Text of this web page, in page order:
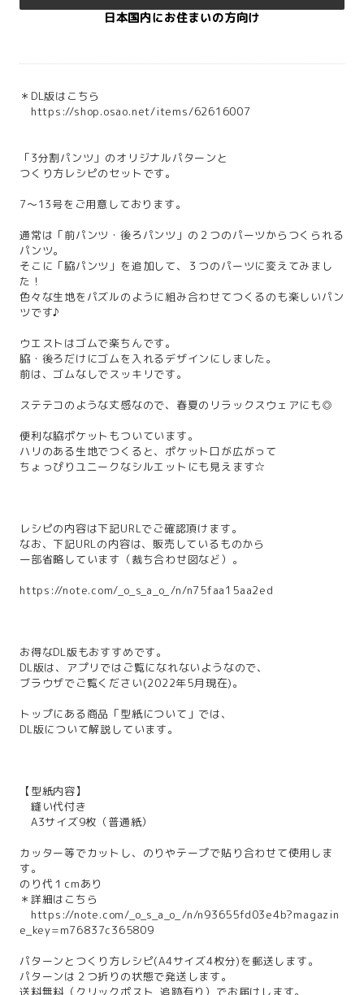
日本国内にお住まいの方向け
＊DL版はこちら
https://shop.osao.net/items/62616007
「3分割パンツ」のオリジナルパターンと
つくり方レシピのセットです。
7〜13号をご用意しております。
通常は「前パンツ・後ろパンツ」の２つのパーツからつくられる
パンツ。
そこに「脇パンツ」を追加して、３つのパーツに変えてみまし
た！
色々な生地をパズルのように組み合わせてつくるのも楽しいパン
ツです♪
ウエストはゴムで楽ちんです。
脇・後ろだけにゴムを入れるデザインにしました。
前は、ゴムなしでスッキリです。
ステテコのような丈感なので、春夏のリラックスウェアにも◎
便利な脇ポケットもついています。
ハリのある生地でつくると、ポケット口が広がって
ちょっぴりユニークなシルエットにも見えます☆
レシピの内容は下記URLでご確認頂けます。
なお、下記URLの内容は、販売しているものから
一部省略しています（裁ち合わせ図など）。
https://note.com/_o_s_a_o_/n/n75faa15aa2ed
お得なDL版もおすすめです。
DL版は、アプリではご覧になれないようなので、
ブラウザでご覧ください(2022年5月現在)。
トップにある商品「型紙について」では、
DL版について解説しています。
【型紙内容】
縫い代付き
A3サイズ9枚（普通紙）
カッター等でカットし、のりやテープで貼り合わせて使用しま
す。
のり代１cmあり
＊詳細はこちら
https://note.com/_o_s_a_o_/n/n93655fd03e4b?magazin
e_key=m76837c365809
パターンとつくり方レシピ(A4サイズ4枚分)を郵送します。
パターンは２つ折りの状態で発送します。
送料無料（クリックポスト_追跡有り）でお届けします。